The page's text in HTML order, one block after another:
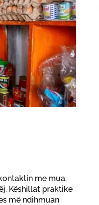
me mua.
Këshillat praktike
më ndihmuan